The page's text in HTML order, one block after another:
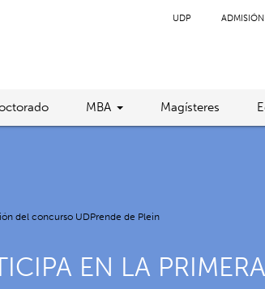
UDP ADMISIÓN
MBA Magísteres
del concurso UDPrende de Plein
EN LA